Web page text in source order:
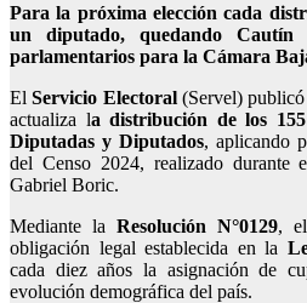
Para la próxima elección cada
un diputado, quedando
parlamentarios para la Cámara
ElServicio Electoral(Servel) publicó
actualiza la distribución de los
Diputadas y Diputados, aplicando
del Censo 2024, realizado durante
Gabriel Boric.
Mediante la Resolución N°0129,
obligación legal establecida en la
cada diez años la asignación de
evolución demográfica del país.